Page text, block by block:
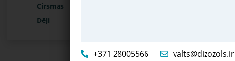
Cirsmas
Dēļi
+371 28005566
valts@dizozols.ir